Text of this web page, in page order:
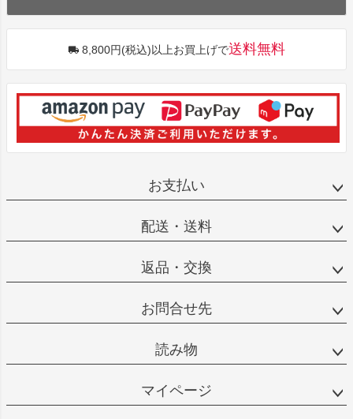
8,800円(税込)以上お買上げで送料無料
お支払い
配送・送料
返品・交換
お問合せ先
読み物
マイページ